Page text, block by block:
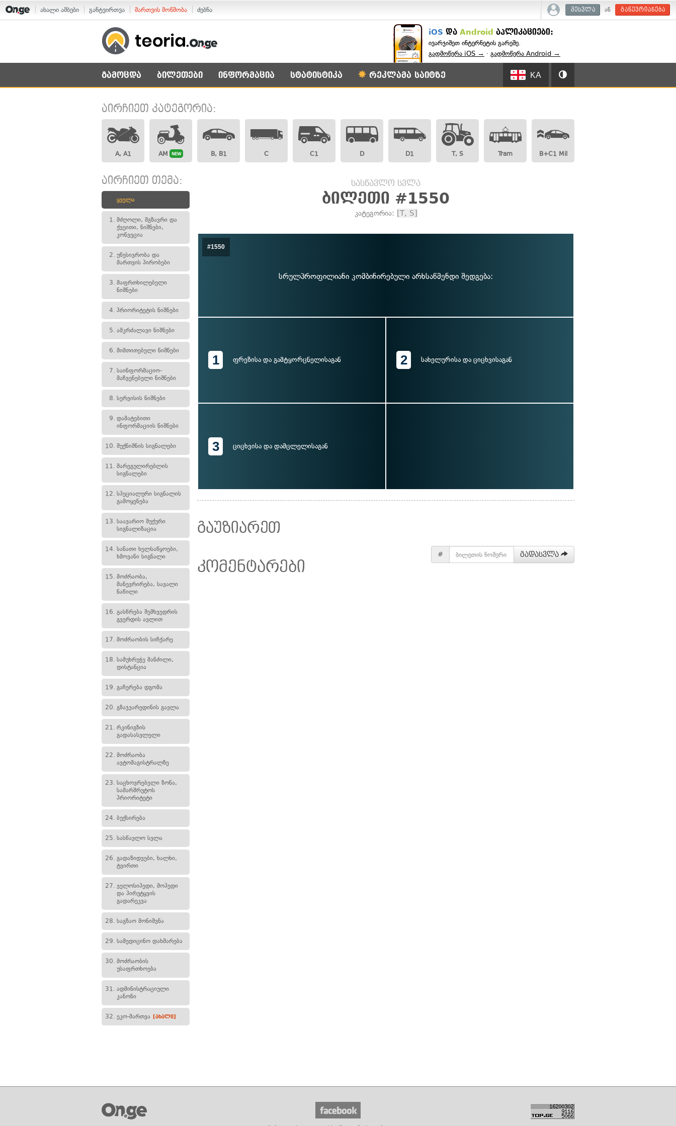
ახალი ამბები განტვირთვა მართვის მოწმობა ძებნა შესვლა ან გაწევრიანება
iOS და Android აპლიკაციები:
ივარჯიშეთ ინტერნეტის გარეშე.
გადმოწერა iOS → · გადმოწერა Android →
გამოცდა ბილეთები ინფორმაცია სტატისტიკა რეკლამა საიტზე KA
აირჩიეთ კატეგორია:
A, A1 AM NEW B, B1 C C1 D D1 T, S Tram B+C1 Mil
აირჩიეთ თემა:
ყველა
1. მძღოლი, მგზავრი და
ქვეითი, ნიშნები,
კონვეცია
2. უწესივრობა და
მართვის პირობები
3. მაფრთხილებელი
ნიშნები
4. პრიორიტეტის ნიშნები
5. ამკრძალავი ნიშნები
6. მიმთითებელი ნიშნები
7. საინფორმაციო-
მაჩვენებელი ნიშნები
8. სერვისის ნიშნები
9. დამატებითი
ინფორმაციის ნიშნები
10. შუქნიშნის სიგნალები
11. მარეგულირებლის
სიგნალები
12. სპეციალური სიგნალის
გამოყენება
13. საავარიო შუქური
სიგნალიზაცია
14. სანათი ხელსაწყოები,
ხმოვანი სიგნალი
15. მოძრაობა,
მანევრირება, სავალი
ნაწილი
16. გასწრება შემხვედრის
გვერდის ავლით
17. მოძრაობის სიჩქარე
18. სამუხრუჭე მანძილი,
დისტანცია
19. გაჩერება დგომა
20. გზაჯვარედინის გავლა
21. რკინიგზის
გადასასვლელი
22. მოძრაობა
ავტომაგისტრალზე
23. საცხოვრებელი ზონა,
სამარშრუტოს
პრიორიტეტი
24. ბუქსირება
25. სასწავლო სვლა
26. გადაზიდვები, ხალხი,
ტვირთი
27. ველოსიპედი, მოპედი
და პირუტყვის
გადარეკვა
28. საგზაო მონიშვნა
29. სამედიცინო დახმარება
30. მოძრაობის
უსაფრთხოება
31. ადმინისტრაციული
კანონი
32. ეკო-მართვა [ახალი]
სასწავლო სვლა
ბილეთი #1550
კატეგორია: [T, S]
#1550
სრულპროფილიანი კომბინირებული არხსაწმენდი შედგება:
1 ფრეზისა და გამტყორცნელისაგან 2 სახელურისა და ციცხვისაგან
3 ციცხვისა და დამცლელისაგან
# გადასვლა
გაუზიარეთ
კომენტარები